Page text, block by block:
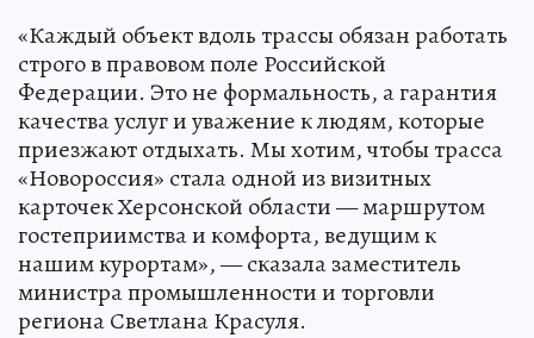
«Каждый объект вдоль трассы обязан работать
строго в правовом поле Российской
Федерации. Это не формальность, а гарантия
качества услуг и уважение к людям, которые
приезжают отдыхать. Мы хотим, чтобы трасса
«Новороссия» стала одной из визитных
карточек Херсонской области — маршрутом
гостеприимства и комфорта, ведущим к
нашим курортам», — сказала заместитель
министра промышленности и торговли
региона Светлана Красуля.